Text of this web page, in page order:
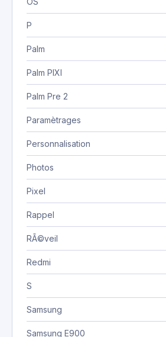
P
Palm
Palm PIXI
Palm Pre 2
Paramètrages
Personnalisation
Photos
Pixel
Rappel
RÃ©veil
Redmi
S
Samsung
Samsung E900